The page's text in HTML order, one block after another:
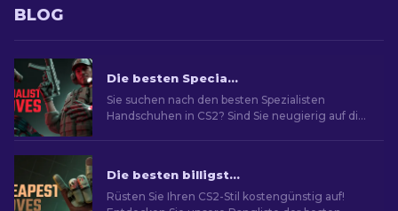
BLOG
Die besten Specialist-Handschuhe in CS2: Rangliste
Sie suchen nach den besten Spezialisten
Handschuhen in CS2? Sind Sie neugierig auf die
Die besten billigsten Handschuhe in CS2: Rangliste [2026]
Rüsten Sie Ihren CS2-Stil kostengünstig auf!